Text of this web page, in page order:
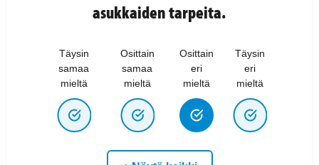
asukkaiden tarpeita.
Täysin
samaa
mieltä
Osittain
samaa
mieltä
Osittain
eri
mieltä
Täysin
eri
mieltä